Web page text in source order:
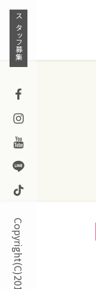
Skip
content
スタッフ募集
Facebook
Instagram
Youtube
Line
TikTok